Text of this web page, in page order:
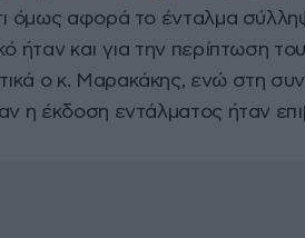
όμως αφορά το ένταλμα
ήταν και για την περίπτωση
ο κ. Μαρακάκης, ενώ στη
η έκδοση εντάλματος ήταν